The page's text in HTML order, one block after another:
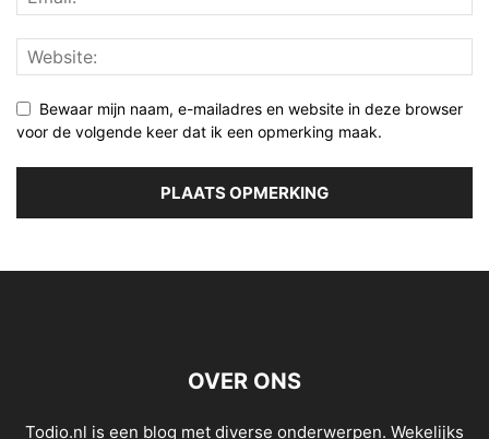
Bewaar mijn naam, e-mailadres en website in deze browser
voor de volgende keer dat ik een opmerking maak.
OVER ONS
Todio.nl is een blog met diverse onderwerpen. Wekelijks